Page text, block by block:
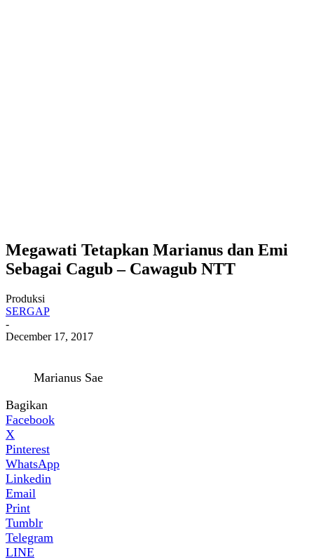
Megawati Tetapkan Marianus dan Emi
Sebagai Cagub – Cawagub NTT
Produksi
SERGAP
-
December 17, 2017
Marianus Sae
Bagikan
Facebook
X
Pinterest
WhatsApp
Linkedin
Email
Print
Tumblr
Telegram
LINE